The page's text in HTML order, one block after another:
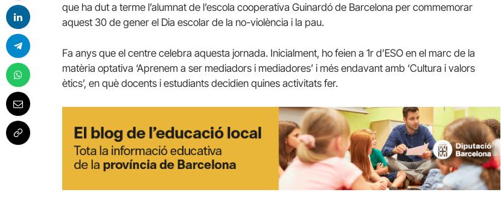
que ha dut a terme l’alumnat de l’escola cooperativa Guinardó de Barcelona per commemorar
aquest 30 de gener el Dia escolar de la no-violència i la pau.
Fa anys que el centre celebra aquesta jornada. Inicialment, ho feien a 1r d’ESO en el marc de la
matèria optativa ‘Aprenem a ser mediadors i mediadores’ i més endavant amb ‘Cultura i valors
ètics’, en què docents i estudiants decidien quines activitats fer.